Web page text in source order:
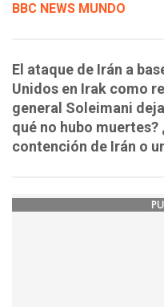
BBC NEWS MUNDO
El ataque de Irán a
Unidos en Irak como
general Soleimani
qué no hubo muertes?
contención de Irán o